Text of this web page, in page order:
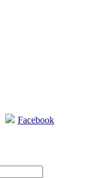
Facebook